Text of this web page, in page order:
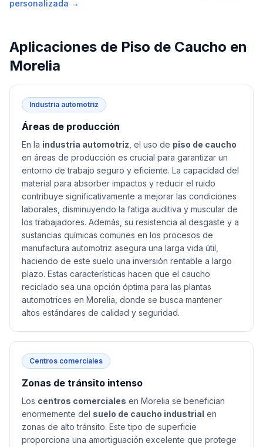
personalizada →
Aplicaciones de Piso de Caucho en
Morelia
Industria automotriz
Áreas de producción
En la industria automotriz , el uso de piso de caucho
en áreas de producción es crucial para garantizar un
entorno de trabajo seguro y eficiente. La capacidad del
material para absorber impactos y reducir el ruido
contribuye significativamente a mejorar las condiciones
laborales, disminuyendo la fatiga auditiva y muscular de
los trabajadores. Además, su resistencia al desgaste y a
sustancias químicas comunes en los procesos de
manufactura automotriz asegura una larga vida útil,
haciendo de este suelo una inversión rentable a largo
plazo. Estas características hacen que el caucho
reciclado sea una opción óptima para las plantas
automotrices en Morelia, donde se busca mantener
altos estándares de calidad y seguridad.
Centros comerciales
Zonas de tránsito intenso
Los centros comerciales en Morelia se benefician
enormemente del suelo de caucho industrial en
zonas de alto tránsito. Este tipo de superficie
proporciona una amortiguación excelente que protege